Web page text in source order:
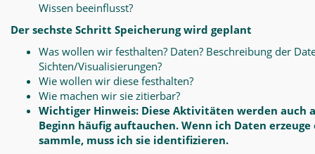
Wissen beeinflusst?
Der sechste Schritt Speicherung wird geplant
Was wollen wir festhalten? Daten? Beschreibung der
Sichten/Visualisierungen?
Wie wollen wir diese festhalten?
Wie machen wir sie zitierbar?
Wichtiger Hinweis: Diese Aktivitäten werden auch
Beginn häufig auftauchen. Wenn ich Daten erzeuge
sammle, muss ich sie identifizieren.